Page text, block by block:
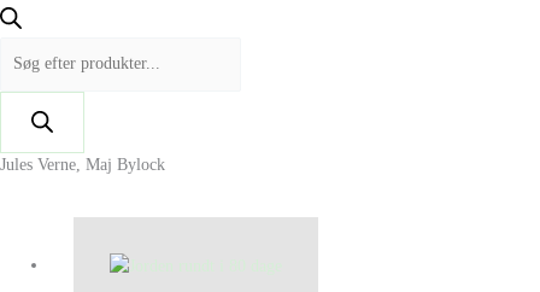
Jules Verne, Maj Bylock